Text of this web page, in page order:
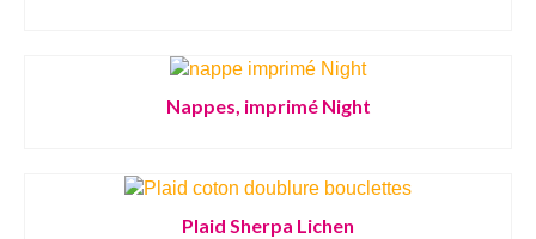
Nappes, imprimé Night
Plaid Sherpa Lichen